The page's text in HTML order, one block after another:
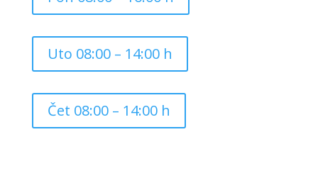
Uto 08:00 – 14:00 h
Čet 08:00 – 14:00 h